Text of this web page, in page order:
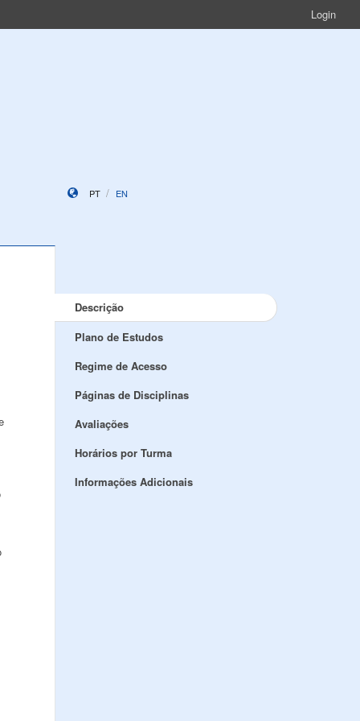
Login
PT EN
Descrição
Plano de Estudos
Regime de Acesso
Páginas de Disciplinas
Avaliações
Horários por Turma
Informações Adicionais